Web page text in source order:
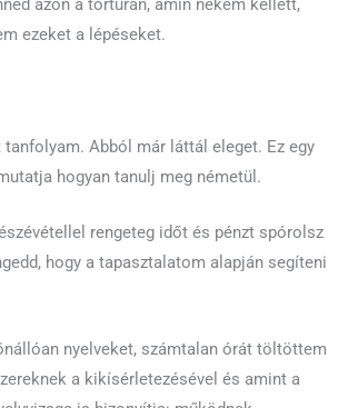
azon a tortúrán, amin nekem kellett,
ezeket a lépéseket.
tanfolyam. Abból már láttál eleget. Ez egy
hogyan tanulj meg németül.
rengeteg időt és pénzt spórolsz
hogy a tapasztalatom alapján segíteni
nyelveket, számtalan órát töltöttem
a kikísérletezésével és amint a